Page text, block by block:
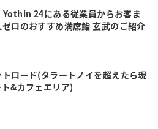
24にある従業員からお客ま
ロのおすすめ満席鮨 玄武のご紹介
トロード(タラートノイを超えたら現
&カフェエリア)